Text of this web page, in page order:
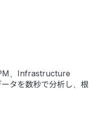
、Infrastructure
タを数秒で分析し、根